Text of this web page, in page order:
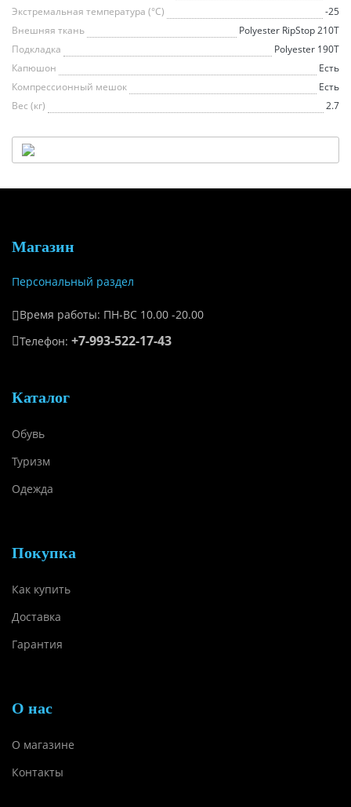
Экстремальная температура (°С)
-25
Внешняя ткань
Polyester RipStop 210Т
Подкладка
Polyester 190T
Капюшон
Есть
Компрессионный мешок
Есть
Вес (кг)
2.7
Магазин
Персональный раздел
Время работы: ПН-ВС 10.00 -20.00
Телефон: +7-993-522-17-43
Каталог
Обувь
Туризм
Одежда
Покупка
Как купить
Доставка
Гарантия
О нас
О магазине
Контакты